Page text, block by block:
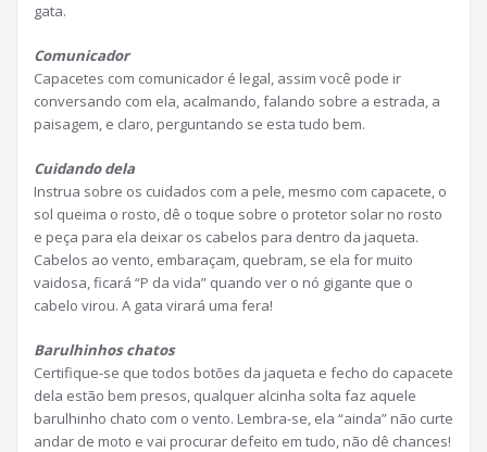
gata.
Comunicador
Capacetes com comunicador é legal, assim você pode ir
conversando com ela, acalmando, falando sobre a estrada, a
paisagem, e claro, perguntando se esta tudo bem.
Cuidando dela
Instrua sobre os cuidados com a pele, mesmo com capacete, o
sol queima o rosto, dê o toque sobre o protetor solar no rosto
e peça para ela deixar os cabelos para dentro da jaqueta.
Cabelos ao vento, embaraçam, quebram, se ela for muito
vaidosa, ficará “P da vida” quando ver o nó gigante que o
cabelo virou. A gata virará uma fera!
Barulhinhos chatos
Certifique-se que todos botões da jaqueta e fecho do capacete
dela estão bem presos, qualquer alcinha solta faz aquele
barulhinho chato com o vento. Lembra-se, ela “ainda” não curte
andar de moto e vai procurar defeito em tudo, não dê chances!